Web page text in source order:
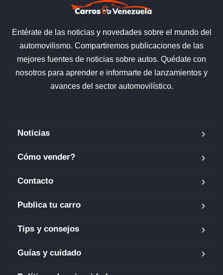
Entérate de las noticias y novedades sobre el mundo del
automovilismo. Compartiremos publicaciones de las
mejores fuentes de noticias sobre autos. Quédate con
nosotros para aprender e informarte de lanzamientos y
avances del sector automovilístico.
Noticias
Cómo vender?
Contacto
Publica tu carro
Tips y consejos
Guías y cuidado